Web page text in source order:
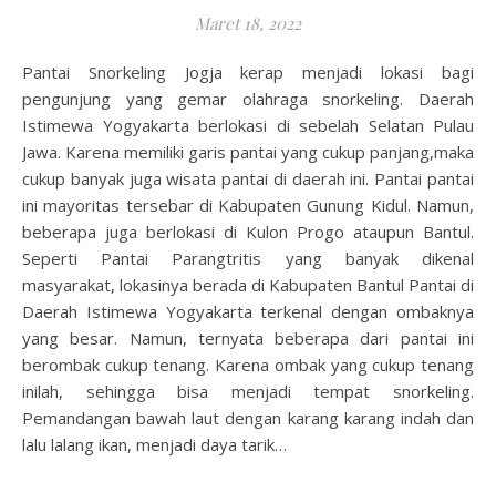
Maret 18, 2022
Pantai Snorkeling Jogja kerap menjadi lokasi bagi
pengunjung yang gemar olahraga snorkeling. Daerah
Istimewa Yogyakarta berlokasi di sebelah Selatan Pulau
Jawa. Karena memiliki garis pantai yang cukup panjang,maka
cukup banyak juga wisata pantai di daerah ini. Pantai pantai
ini mayoritas tersebar di Kabupaten Gunung Kidul. Namun,
beberapa juga berlokasi di Kulon Progo ataupun Bantul.
Seperti Pantai Parangtritis yang banyak dikenal
masyarakat, lokasinya berada di Kabupaten Bantul Pantai di
Daerah Istimewa Yogyakarta terkenal dengan ombaknya
yang besar. Namun, ternyata beberapa dari pantai ini
berombak cukup tenang. Karena ombak yang cukup tenang
inilah, sehingga bisa menjadi tempat snorkeling.
Pemandangan bawah laut dengan karang karang indah dan
lalu lalang ikan, menjadi daya tarik…